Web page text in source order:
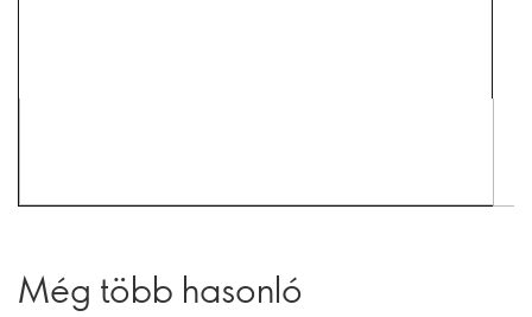
Még több hasonló